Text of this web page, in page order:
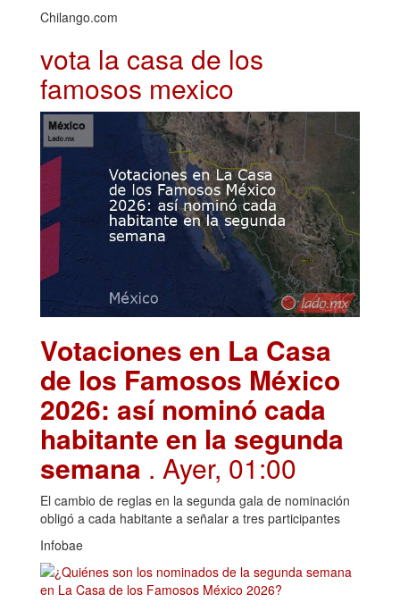
Chilango.com
vota la casa de los
famosos mexico
Votaciones en La Casa
de los Famosos México
2026: así nominó cada
habitante en la segunda
semana . Ayer, 01:00
El cambio de reglas en la segunda gala de nominación
obligó a cada habitante a señalar a tres participantes
Infobae